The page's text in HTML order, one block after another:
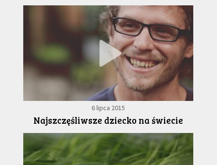
6 lipca 2015
Najszczęśliwsze dziecko na świecie